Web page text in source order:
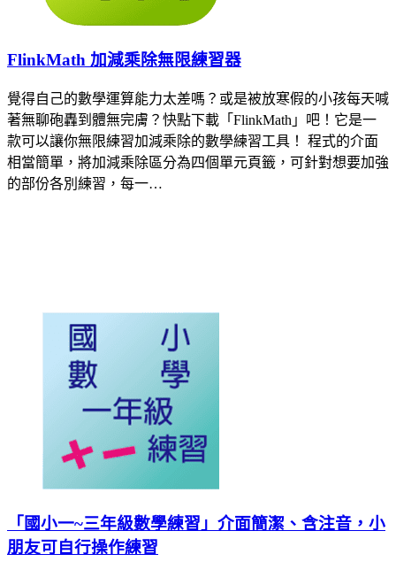
FlinkMath 加減乘除無限練習器
覺得自己的數學運算能力太差嗎？或是被放寒假的小孩每天喊
著無聊砲轟到體無完膚？快點下載「FlinkMath」吧！它是一
款可以讓你無限練習加減乘除的數學練習工具！ 程式的介面
相當簡單，將加減乘除區分為四個單元頁籤，可針對想要加強
的部份各別練習，每一…
「國小一~三年級數學練習」介面簡潔、含注音，小
朋友可自行操作練習